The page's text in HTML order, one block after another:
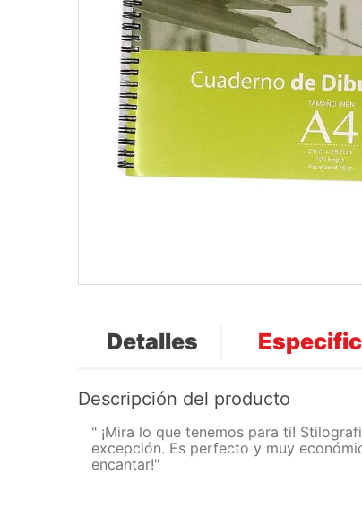
Detalles
Descripción del producto
" ¡Mira lo que tenemos para ti!
excepción. Es perfecto y muy
encantar!"